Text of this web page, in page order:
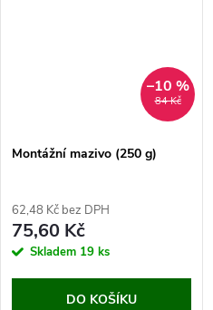
84 Kč
–10 %
Montážní mazivo (250 g)
62,48 Kč bez DPH
75,60 Kč
Skladem 19 ks
DO KOŠÍKU